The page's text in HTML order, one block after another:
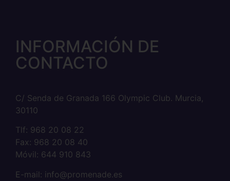
INFORMACIÓN DE
CONTACTO
C/ Senda de Granada 166 Olympic Club. Murcia,
30110
Tlf: 968 20 08 22
Fax: 968 20 08 40
Móvil: 644 910 843
E-mail: info@promenade.es